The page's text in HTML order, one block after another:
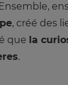
, créé des
que la
.